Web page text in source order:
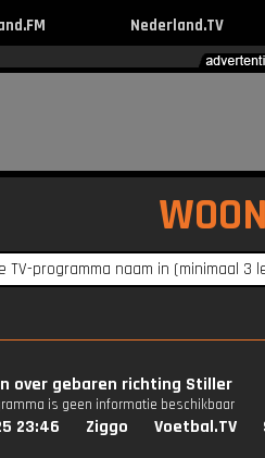
Nederland.TV
over gebaren richting Stiller
is geen informatie beschikbaar
23:46 Ziggo Voetbal.TV